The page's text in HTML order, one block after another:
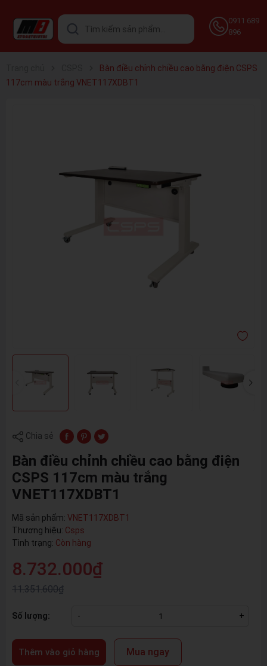
0911 689
896
Bàn điều chỉnh chiều cao bằng điện CSPS
117cm màu trắng VNET117XDBT1
Chia sẻ
Bàn điều chỉnh chiều cao bằng điện
CSPS 117cm màu trắng
VNET117XDBT1
Mã sản phẩm: VNET117XDBT1
Thương hiệu: Csps
Tình trạng: Còn hàng
8.732.000₫
11.351.600₫
Số lượng: - +
Thêm vào giỏ hàng Mua ngay